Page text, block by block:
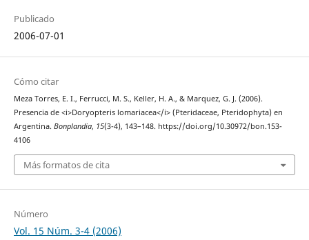
Publicado
2006-07-01
Cómo citar
Meza Torres, E. I., Ferrucci, M. S., Keller, H. A., & Marquez, G. J. (2006).
Presencia de <i>Doryopteris lomariacea</i> (Pteridaceae, Pteridophyta) en
Argentina. Bonplandia, 15(3-4), 143–148. https://doi.org/10.30972/bon.153-
4106
Más formatos de cita
Número
Vol. 15 Núm. 3-4 (2006)